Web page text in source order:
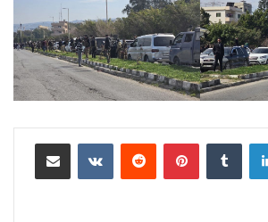
لينكدإن بينتيريست مشاركة عبر البريد